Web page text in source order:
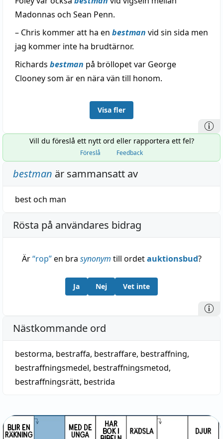
Madonnas och Sean Penn.
– Chris kommer att ha en bestman vid sin sida men
jag kommer inte ha brudtärnor.
Richards bestman på bröllopet var George
Clooney som är en nära vän till honom.
Visa fler
Vill du föreslå ett nytt ord eller rapportera ett fel?
Föreslå Feedback
bestman är sammansatt av
bestoch man
Rösta på användares bidrag
Är“rop”en bra synonym till ordetauktionsbud?
Ja Nej Vet inte
Nästkommande ord
bestorma, bestraffa, bestraffare, bestraffning,
bestraffningsmedel, bestraffningsmetod,
bestraffningsrätt, bestrida